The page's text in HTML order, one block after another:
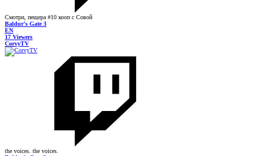
Смотри, пещера #10 кооп с Совой
Baldur's Gate 3
EN
17 Viewers
CorvyTV
the voices. the voices.